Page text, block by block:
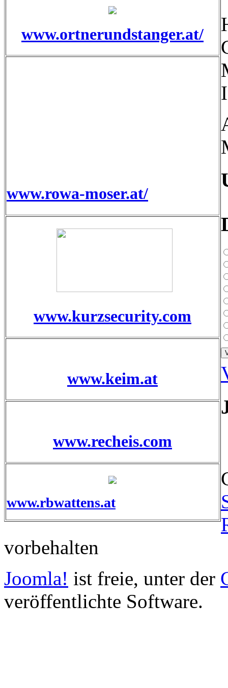
www.ortnerundstanger.at/
www.rowa-moser.at/
www.kurzsecurity.com
www.keim.at
www.recheis.com
www.rbwattens.at
vorbehalten
Joomla! ist freie, unter der
veröffentlichte Software.